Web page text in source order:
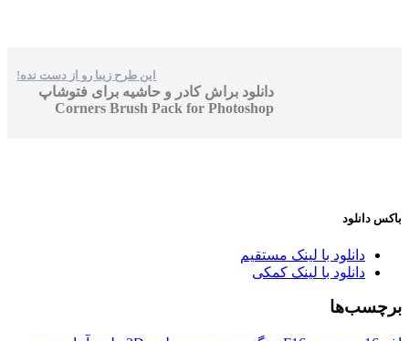
این طرح زیبا رو از دست نده!
دانلود براش کادر و حاشیه برای فتوشاپ
Corners Brush Pack for Photoshop
باکس دانلود
دانلود با لینک مستقیم
دانلود با لینک کمکی
برچسب‌ها